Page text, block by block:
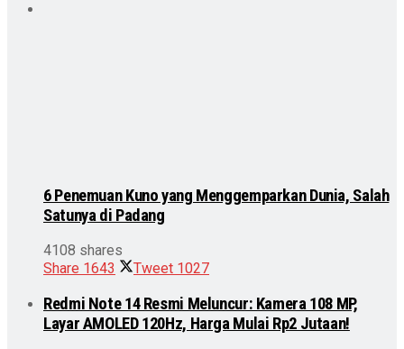
6 Penemuan Kuno yang Menggemparkan Dunia, Salah
Satunya di Padang
4108 shares
Share 1643 Tweet 1027
Redmi Note 14 Resmi Meluncur: Kamera 108 MP,
Layar AMOLED 120Hz, Harga Mulai Rp2 Jutaan!